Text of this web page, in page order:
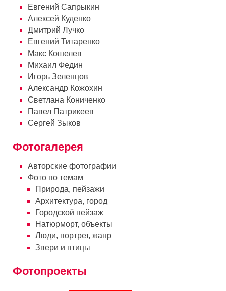
Евгений Сапрыкин
Алексей Куденко
Дмитрий Лучко
Евгений Титаренко
Макс Кошелев
Михаил Федин
Игорь Зеленцов
Александр Кожохин
Cветлана Кониченко
Павел Патрикеев
Сергей Зыков
Фотогалерея
Авторские фотографии
Фото по темам
Природа, пейзажи
Архитектура, город
Городской пейзаж
Натюрморт, объекты
Люди, портрет, жанр
Звери и птицы
Фотопроекты